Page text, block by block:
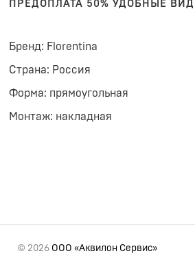
ПРЕДОПЛАТА 50% УДОБНЫЕ
Бренд: Florentina
Страна: Россия
Форма: прямоугольная
Монтаж: накладная
© 2026 ООО «Аквилон Сервис»